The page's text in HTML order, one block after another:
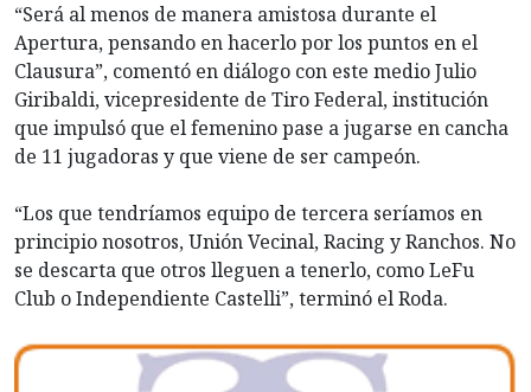
“Será al menos de manera amistosa durante el
Apertura, pensando en hacerlo por los puntos en el
Clausura”, comentó en diálogo con este medio Julio
Giribaldi, vicepresidente de Tiro Federal, institución
que impulsó que el femenino pase a jugarse en cancha
de 11 jugadoras y que viene de ser campeón.
“Los que tendríamos equipo de tercera seríamos en
principio nosotros, Unión Vecinal, Racing y Ranchos. No
se descarta que otros lleguen a tenerlo, como LeFu
Club o Independiente Castelli”, terminó el Roda.